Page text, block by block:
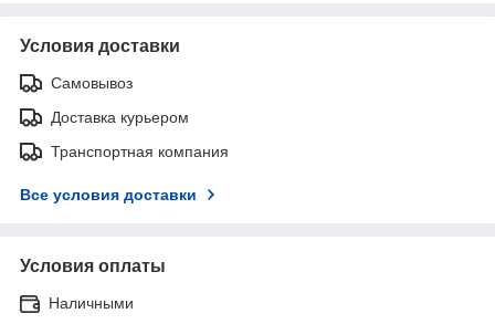
Условия доставки
Самовывоз
Доставка курьером
Транспортная компания
Все условия доставки
Условия оплаты
Наличными